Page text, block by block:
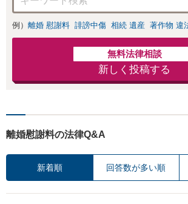
例） 離婚 慰謝料 誹謗中傷 相続 遺産 著作物 違
無料法律相談
新しく投稿する
離婚慰謝料の法律Q&A
新着順 回答数が多い順